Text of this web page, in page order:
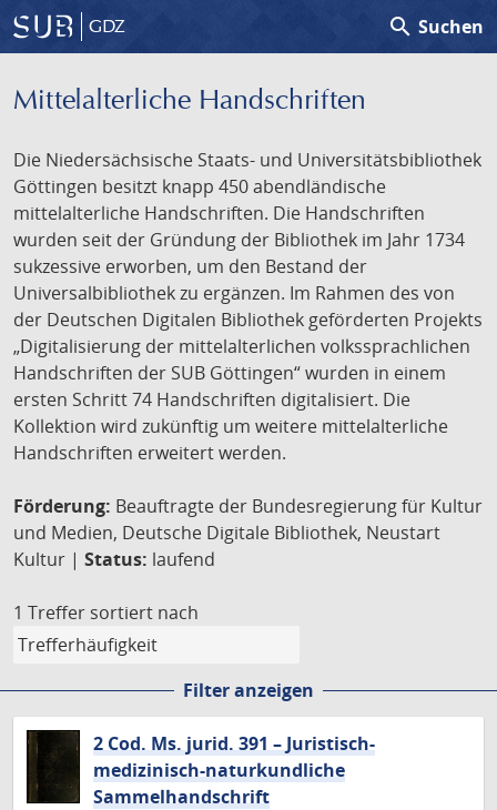
GDZ search Suchen
Mittelalterliche Handschriften
Die Niedersächsische Staats- und Universitätsbibliothek
Göttingen besitzt knapp 450 abendländische
mittelalterliche Handschriften. Die Handschriften
wurden seit der Gründung der Bibliothek im Jahr 1734
sukzessive erworben, um den Bestand der
Universalbibliothek zu ergänzen. Im Rahmen des von
der Deutschen Digitalen Bibliothek geförderten Projekts
„Digitalisierung der mittelalterlichen volkssprachlichen
Handschriften der SUB Göttingen“ wurden in einem
ersten Schritt 74 Handschriften digitalisiert. Die
Kollektion wird zukünftig um weitere mittelalterliche
Handschriften erweitert werden.
Förderung: Beauftragte der Bundesregierung für Kultur
und Medien, Deutsche Digitale Bibliothek, Neustart
Kultur | Status: laufend
1 Treffer sortiert nach
Filter anzeigen
2 Cod. Ms. jurid. 391 – Juristisch-
medizinisch-naturkundliche
Sammelhandschrift